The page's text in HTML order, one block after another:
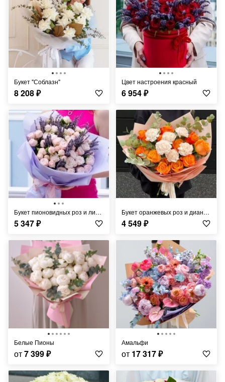
Букет "Соблазн"
8 208₽
Цвет настроения красный
6 954₽
Букет пионовидных роз и лимониума
5 347₽
Букет оранжевых роз и диантусов
4 549₽
Белые Пионы
от7 399₽
Амальфи
от 17 317₽